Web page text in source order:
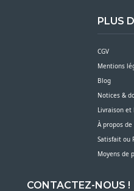
PLUS
CGV
Mentions
Blog
Notices &
Livraison et
À propos de
Satisfait ou
Moyens de
CONTACTEZ-NOUS !